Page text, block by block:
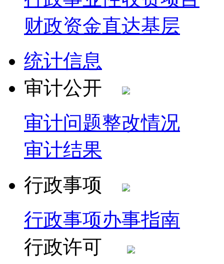
财政资金直达基层
统计信息
审计公开
审计问题整改情况
审计结果
行政事项
行政事项办事指南
行政许可